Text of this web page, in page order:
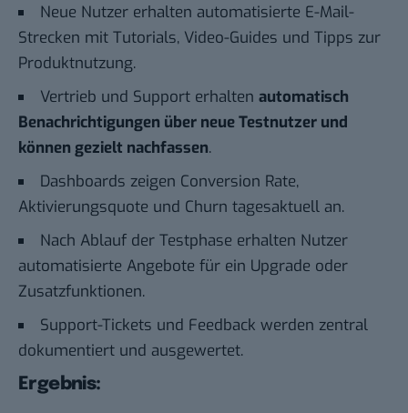
Neue Nutzer erhalten automatisierte E-Mail-
Strecken mit Tutorials, Video-Guides und Tipps zur
Produktnutzung.
Vertrieb und Support erhalten automatisch
Benachrichtigungen über neue Testnutzer und
können gezielt nachfassen.
Dashboards zeigen Conversion Rate,
Aktivierungsquote und Churn tagesaktuell an.
Nach Ablauf der Testphase erhalten Nutzer
automatisierte Angebote für ein Upgrade oder
Zusatzfunktionen.
Support-Tickets und Feedback werden zentral
dokumentiert und ausgewertet.
Ergebnis: